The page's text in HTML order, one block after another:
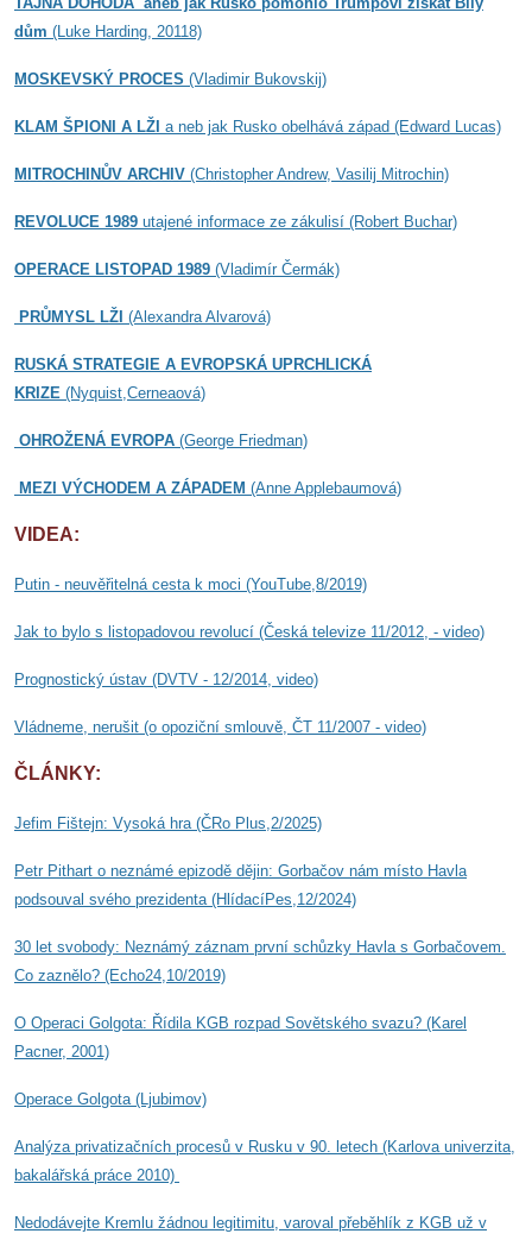
dům (Luke Harding, 20118)
MOSKEVSKÝ PROCES (Vladimir Bukovskij)
KLAM ŠPIONI A LŽI a neb jak Rusko obelhává západ (Edward Lucas)
MITROCHINŮV ARCHIV (Christopher Andrew, Vasilij Mitrochin)
REVOLUCE 1989 utajené informace ze zákulisí (Robert Buchar)
OPERACE LISTOPAD 1989 (Vladimír Čermák)
PRŮMYSL LŽI (Alexandra Alvarová)
RUSKÁ STRATEGIE A EVROPSKÁ UPRCHLICKÁ
KRIZE (Nyquist,Cerneaová)
OHROŽENÁ EVROPA (George Friedman)
MEZI VÝCHODEM A ZÁPADEM (Anne Applebaumová)
VIDEA:
Putin - neuvěřitelná cesta k moci (YouTube,8/2019)
Jak to bylo s listopadovou revolucí (Česká televize 11/2012, - video)
Prognostický ústav (DVTV - 12/2014, video)
Vládneme, nerušit (o opoziční smlouvě, ČT 11/2007 - video)
ČLÁNKY:
Jefim Fištejn: Vysoká hra (ČRo Plus,2/2025)
Petr Pithart o neznámé epizodě dějin: Gorbačov nám místo Havla
podsouval svého prezidenta (HlídacíPes,12/2024)
30 let svobody: Neznámý záznam první schůzky Havla s Gorbačovem.
Co zaznělo? (Echo24,10/2019)
O Operaci Golgota: Řídila KGB rozpad Sovětského svazu? (Karel
Pacner, 2001)
Operace Golgota (Ljubimov)
Analýza privatizačních procesů v Rusku v 90. letech (Karlova univerzita,
bakalářská práce 2010)
Nedodávejte Kremlu žádnou legitimitu, varoval přeběhlík z KGB už v